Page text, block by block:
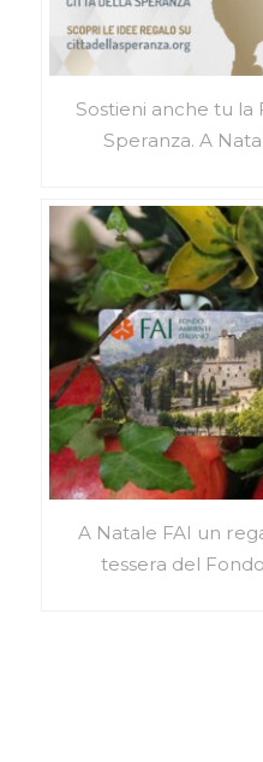
Sostieni anche tu la
Speranza. A
A Natale FAI un
tessera del